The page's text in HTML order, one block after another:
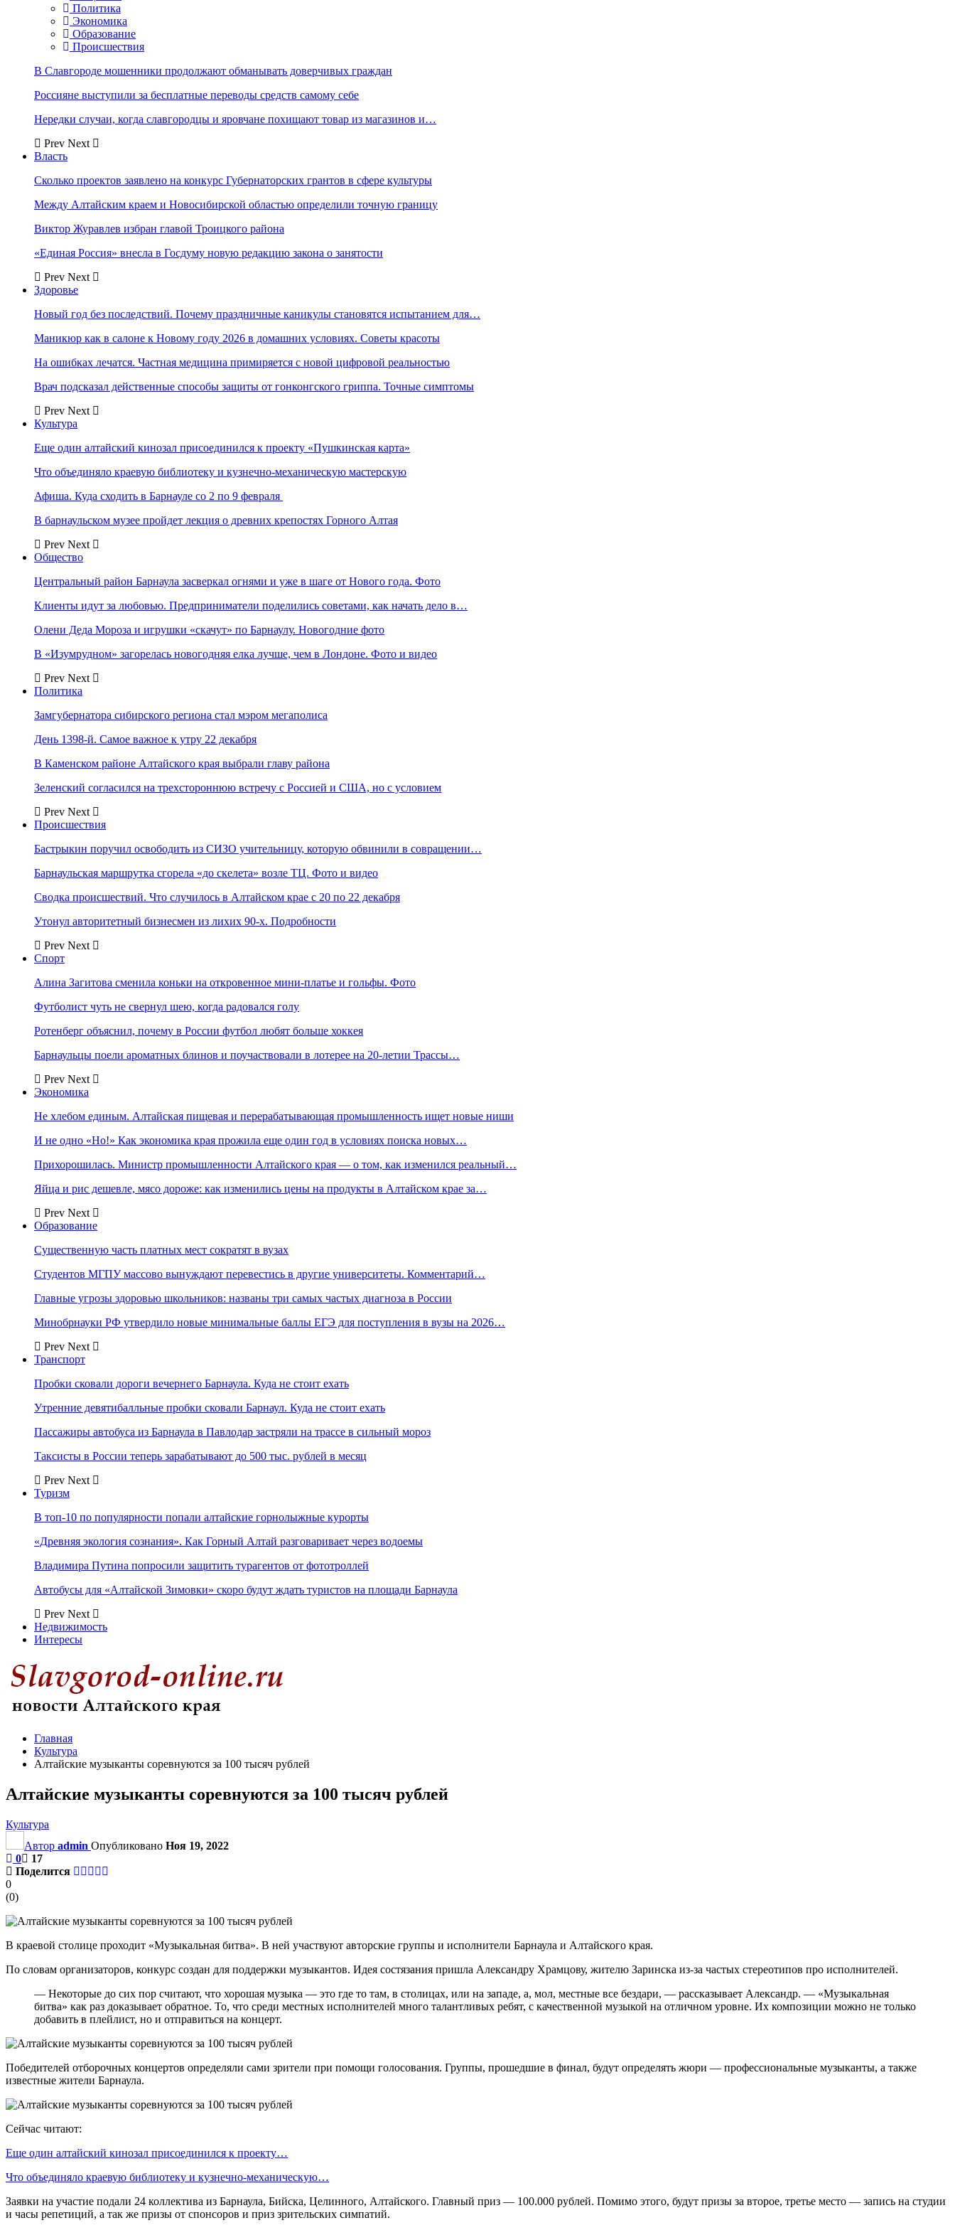
Политика
Экономика
Образование
Происшествия
В Славгороде мошенники продолжают обманывать доверчивых граждан
Россияне выступили за бесплатные переводы средств самому себе
Нередки случаи, когда славгородцы и яровчане похищают товар из магазинов и…
Prev Next
Власть
Сколько проектов заявлено на конкурс Губернаторских грантов в сфере культуры
Между Алтайским краем и Новосибирской областью определили точную границу
Виктор Журавлев избран главой Троицкого района
«Единая Россия» внесла в Госдуму новую редакцию закона о занятости
Prev Next
Здоровье
Новый год без последствий. Почему праздничные каникулы становятся испытанием для…
Маникюр как в салоне к Новому году 2026 в домашних условиях. Советы красоты
На ошибках лечатся. Частная медицина примиряется с новой цифровой реальностью
Врач подсказал действенные способы защиты от гонконгского гриппа. Точные симптомы
Prev Next
Культура
Еще один алтайский кинозал присоединился к проекту «Пушкинская карта»
Что объединяло краевую библиотеку и кузнечно-механическую мастерскую
Афиша. Куда сходить в Барнауле со 2 по 9 февраля
В барнаульском музее пройдет лекция о древних крепостях Горного Алтая
Prev Next
Общество
Центральный район Барнаула засверкал огнями и уже в шаге от Нового года. Фото
Клиенты идут за любовью. Предприниматели поделились советами, как начать дело в…
Олени Деда Мороза и игрушки «скачут» по Барнаулу. Новогодние фото
В «Изумрудном» загорелась новогодняя елка лучше, чем в Лондоне. Фото и видео
Prev Next
Политика
Замгубернатора сибирского региона стал мэром мегаполиса
День 1398-й. Самое важное к утру 22 декабря
В Каменском районе Алтайского края выбрали главу района
Зеленский согласился на трехстороннюю встречу с Россией и США, но с условием
Prev Next
Происшествия
Бастрыкин поручил освободить из СИЗО учительницу, которую обвинили в совращении…
Барнаульская маршрутка сгорела «до скелета» возле ТЦ. Фото и видео
Сводка происшествий. Что случилось в Алтайском крае с 20 по 22 декабря
Утонул авторитетный бизнесмен из лихих 90-х. Подробности
Prev Next
Спорт
Алина Загитова сменила коньки на откровенное мини-платье и гольфы. Фото
Футболист чуть не свернул шею, когда радовался голу
Ротенберг объяснил, почему в России футбол любят больше хоккея
Барнаульцы поели ароматных блинов и поучаствовали в лотерее на 20-летии Трассы…
Prev Next
Экономика
Не хлебом единым. Алтайская пищевая и перерабатывающая промышленность ищет новые ниши
И не одно «Но!» Как экономика края прожила еще один год в условиях поиска новых…
Прихорошилась. Министр промышленности Алтайского края — о том, как изменился реальный…
Яйца и рис дешевле, мясо дороже: как изменились цены на продукты в Алтайском крае за…
Prev Next
Образование
Существенную часть платных мест сократят в вузах
Студентов МГПУ массово вынуждают перевестись в другие университеты. Комментарий…
Главные угрозы здоровью школьников: названы три самых частых диагноза в России
Минобрнауки РФ утвердило новые минимальные баллы ЕГЭ для поступления в вузы на 2026…
Prev Next
Транспорт
Пробки сковали дороги вечернего Барнаула. Куда не стоит ехать
Утренние девятибалльные пробки сковали Барнаул. Куда не стоит ехать
Пассажиры автобуса из Барнаула в Павлодар застряли на трассе в сильный мороз
Таксисты в России теперь зарабатывают до 500 тыс. рублей в месяц
Prev Next
Туризм
В топ-10 по популярности попали алтайские горнолыжные курорты
«Древняя экология сознания». Как Горный Алтай разговаривает через водоемы
Владимира Путина попросили защитить турагентов от фототроллей
Автобусы для «Алтайской Зимовки» скоро будут ждать туристов на площади Барнаула
Prev Next
Недвижимость
Интересы
Главная
Культура
Алтайские музыканты соревнуются за 100 тысяч рублей
Алтайские музыканты соревнуются за 100 тысяч рублей
Культура
Автор admin Опубликовано Ноя 19, 2022
0
17
Поделится
0
(0)
В краевой столице проходит «Музыкальная битва». В ней участвуют авторские группы и исполнители Барнаула и Алтайского края.
По словам организаторов, конкурс создан для поддержки музыкантов. Идея состязания пришла Александру Храмцову, жителю Заринска из-за частых стереотипов про исполнителей.
— Некоторые до сих пор считают, что хорошая музыка — это где то там, в столицах, или на западе, а, мол, местные все бездари, — рассказывает Александр. — «Музыкальная
битва» как раз доказывает обратное. То, что среди местных исполнителей много талантливых ребят, с качественной музыкой на отличном уровне. Их композиции можно не только
добавить в плейлист, но и отправиться на концерт.
Победителей отборочных концертов определяли сами зрители при помощи голосования. Группы, прошедшие в финал, будут определять жюри — профессиональные музыканты, а также
известные жители Барнаула.
Сейчас читают:
Еще один алтайский кинозал присоединился к проекту…
Что объединяло краевую библиотеку и кузнечно-механическую…
Заявки на участие подали 24 коллектива из Барнаула, Бийска, Целинного, Алтайского. Главный приз — 100.000 рублей. Помимо этого, будут призы за второе, третье место — запись на студии
и часы репетиций, а так же призы от спонсоров и приз зрительских симпатий.